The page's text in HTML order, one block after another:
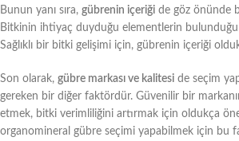
Bunun yanı sıra, gübrenin içeriği de göz önünde
Bitkinin ihtiyaç duyduğu elementlerin
Sağlıklı bir bitki gelişimi için, gübrenin içeriği
Son olarak, gübre markası ve kalitesi de seçim
gereken bir diğer faktördür. Güvenilir bir
etmek, bitki verimliliğini artırmak için oldukça
organomineral gübre seçimi yapabilmek için bu